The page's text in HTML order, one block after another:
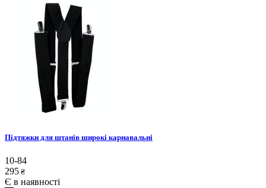
Підтяжки для штанів широкі карнавальні
10-84
295 ₴
Є в наявності